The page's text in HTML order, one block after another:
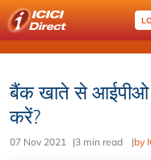
बैंक खाते से आईपीओ
करें?
07 Nov 2021 |3 min read |by